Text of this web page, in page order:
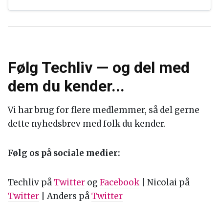
Følg Techliv — og del med
dem du kender...
Vi har brug for flere medlemmer, så del gerne
dette nyhedsbrev med folk du kender.
Følg os på sociale medier:
Techliv påTwitter og Facebook| Nicolai på
Twitter | Anders påTwitter